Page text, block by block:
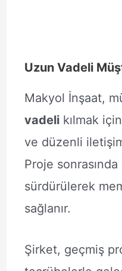
Uzun Vadeli
Makyol İnşaat,
vadelikılmak
ve düzenli
Proje
sürdürülerek
sağlanır.
Şirket, geçmiş